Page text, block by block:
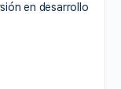
en desarrollo